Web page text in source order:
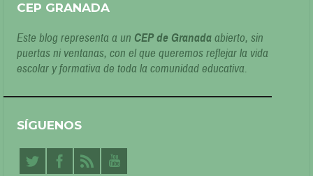
CEP GRANADA
Este blog representa a un CEP de Granadaabierto, sin
puertas ni ventanas, con el que queremos reflejar la vida
escolar y formativa de toda la comunidad educativa.
SÍGUENOS